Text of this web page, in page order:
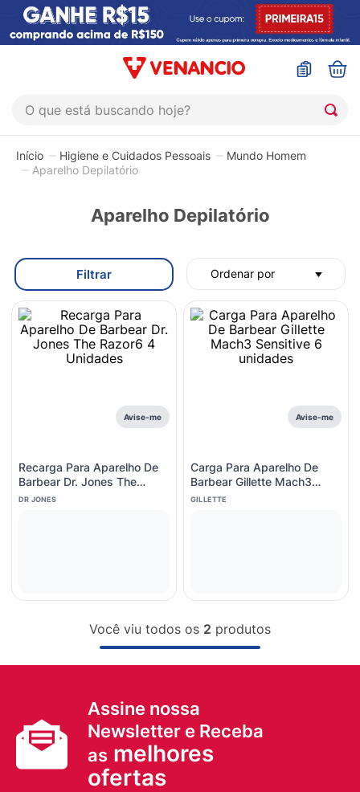
O que está buscando hoje?
Higiene e Cuidados Pessoais
Mundo Homem
Aparelho Depilatório
Aparelho Depilatório
Filtrar Ordenar por
Avise-me
Recarga Para Aparelho De
Barbear Dr. Jones The
Razor6 4 Unidades
DR JONES
Avise-me
Carga Para Aparelho De
Barbear Gillette Mach3
Sensitive 6 unidades
GILLETTE
Você viu todos os 2 produtos
Assine nossa
Newsletter e Receba
as melhores
ofertas
1º
coristina
3º
admuc
5
protetor solar
º
sabonete liquido
7º
shampoo
8º
10
fralda